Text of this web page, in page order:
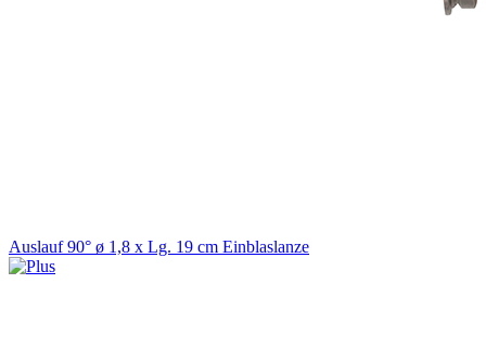
Auslauf 90° ø 1,8 x Lg. 19 cm Einblaslanze